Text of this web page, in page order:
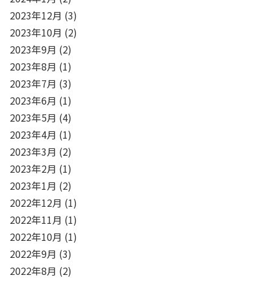
2023年12月 (3)
2023年10月 (2)
2023年9月 (2)
2023年8月 (1)
2023年7月 (3)
2023年6月 (1)
2023年5月 (4)
2023年4月 (1)
2023年3月 (2)
2023年2月 (1)
2023年1月 (2)
2022年12月 (1)
2022年11月 (1)
2022年10月 (1)
2022年9月 (3)
2022年8月 (2)